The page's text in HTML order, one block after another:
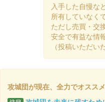
佐和山城
販売終了
入手した自慢な
所有していなく
ただし売買・交
安全で有益な情
（投稿いただ
攻城団が現在、全力でオスス